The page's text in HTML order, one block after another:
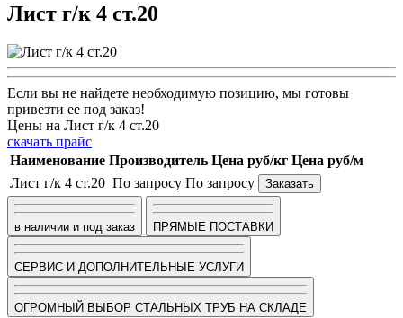
Лист г/к 4 ст.20
Если вы не найдете необходимую позицию, мы готовы
привезти ее под заказ!
Цены на Лист г/к 4 ст.20
скачать прайс
Наименование Производитель Цена руб/кг Цена руб/м
Лист г/к 4 ст.20 По запросу По запросу Заказать
в наличии и под заказ ПРЯМЫЕ ПОСТАВКИ
СЕРВИС И ДОПОЛНИТЕЛЬНЫЕ УСЛУГИ
ОГРОМНЫЙ ВЫБОР СТАЛЬНЫХ ТРУБ НА СКЛАДЕ